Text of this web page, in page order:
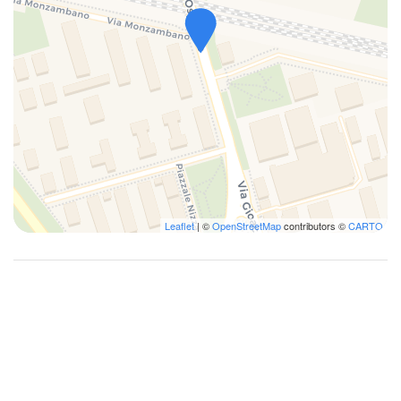
Leaflet| ©OpenStreetMapcontributors ©CARTO